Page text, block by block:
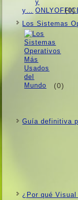
y… (0)
Los Sistemas
(0)
Guí­a definitiva
¿Por qué